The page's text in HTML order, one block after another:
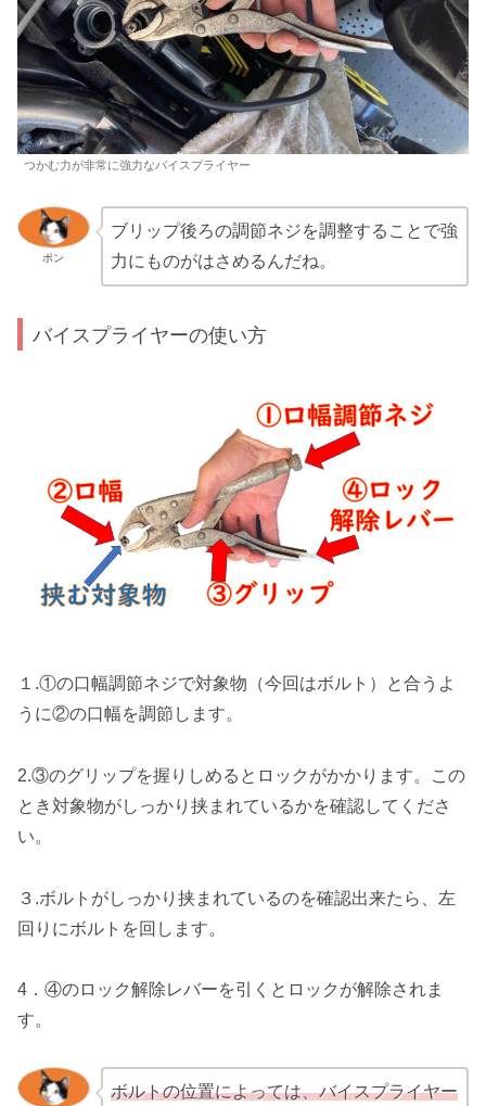
つかむ力が非常に強力なバイスプライヤー
ポン
ブリップ後ろの調節ネジを調整することで強
力にものがはさめるんだね。
バイスプライヤーの使い方
１.①の口幅調節ネジで対象物（今回はボルト）と合うよ
うに②の口幅を調節します。
2.③のグリップを握りしめるとロックがかかります。この
とき対象物がしっかり挟まれているかを確認してくださ
い。
３.ボルトがしっかり挟まれているのを確認出来たら、左
回りにボルトを回します。
4．④のロック解除レバーを引くとロックが解除されま
す。
ボルトの位置によっては、バイスプライヤー